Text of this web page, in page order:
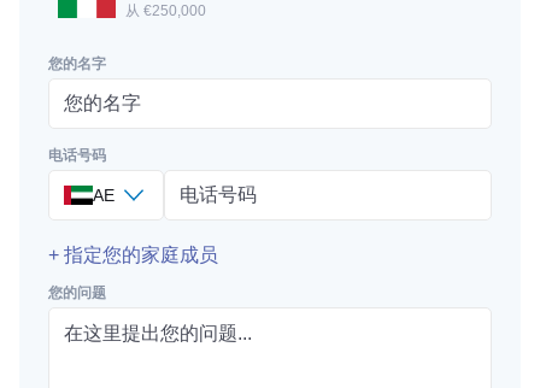
从 €250,000
您的名字
电话号码
AE
+ 指定您的家庭成员
您的问题